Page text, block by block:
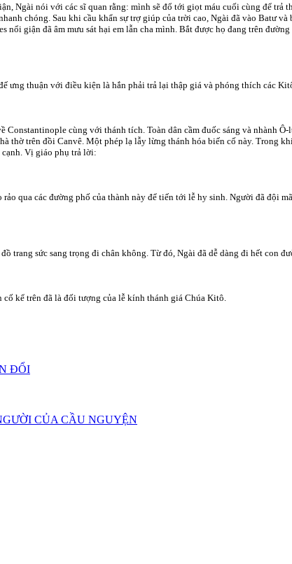
Ngài nói với các sĩ quan rằng: mình sẽ đổ tới giọt máu cuối cùng để trả
chóng. Sau khi cầu khẩn sự trợ giúp của trời cao, Ngài đã vào Batư
giận đã âm mưu sát hại em lẫn cha mình. Bắt được họ đang trên
ưng thuận với điều kiện là hắn phải trả lại thập giá và phóng thích các
cùng với thánh tích. Toàn dân cầm đuốc sáng và nhành
thờ trên đồi Canvê. Một phép lạ lẫy lừng thánh hóa biến cố này. Trong
Vị giáo phụ trả lời:
qua các đường phố của thành này để tiến tới lễ hy sinh. Người đã đội
trang sức sang trọng đi chân không. Từ đó, Ngài đã dễ dàng đi hết con
kể trên đã là đối tượng của lễ kính thánh giá Chúa Kitô.
ĐỔI
CỦA CẦU NGUYỆN